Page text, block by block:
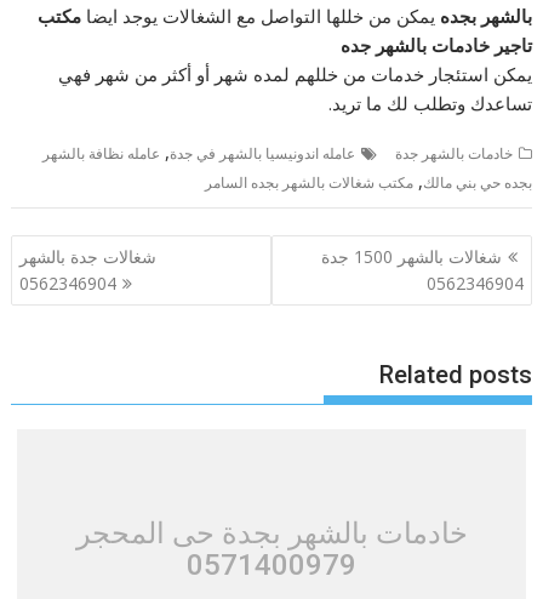
بالشهر بجده يمكن من خللها التواصل مع الشغالات يوجد ايضامكتب
تاجير خادمات بالشهر جده
يمكن استئجار خدمات من خللهم لمده شهر أو أكثر من شهر فهي
تساعدك وتطلب لك ما تريد.
خادمات بالشهر جدة عامله اندونيسيا بالشهر في جدة, عامله نظافة بالشهر
بجده حي بني مالك,مكتب شغالات بالشهر بجده السامر
تصفّح
المقالات
شغالات بالشهر 1500 جدة
0562346904
شغالات جدة بالشهر
0562346904
Related posts
خادمات بالشهر بجدة حى المحجر
0571400979